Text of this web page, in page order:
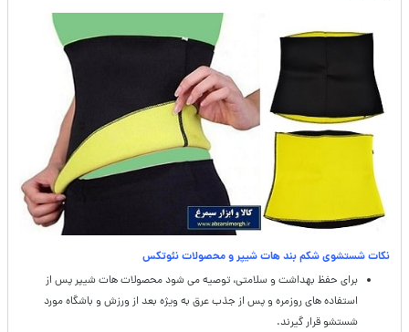
نکات شستشوی شکم بند هات شیپر و محصولات نئوتکس
برای حفظ بهداشت و سلامتی، توصیه می شود محصولات هات شیپر پس از
استفاده های روزمره و پس از جذب عرق به ویژه بعد از ورزش و باشگاه مورد
شستشو قرار گیرند.